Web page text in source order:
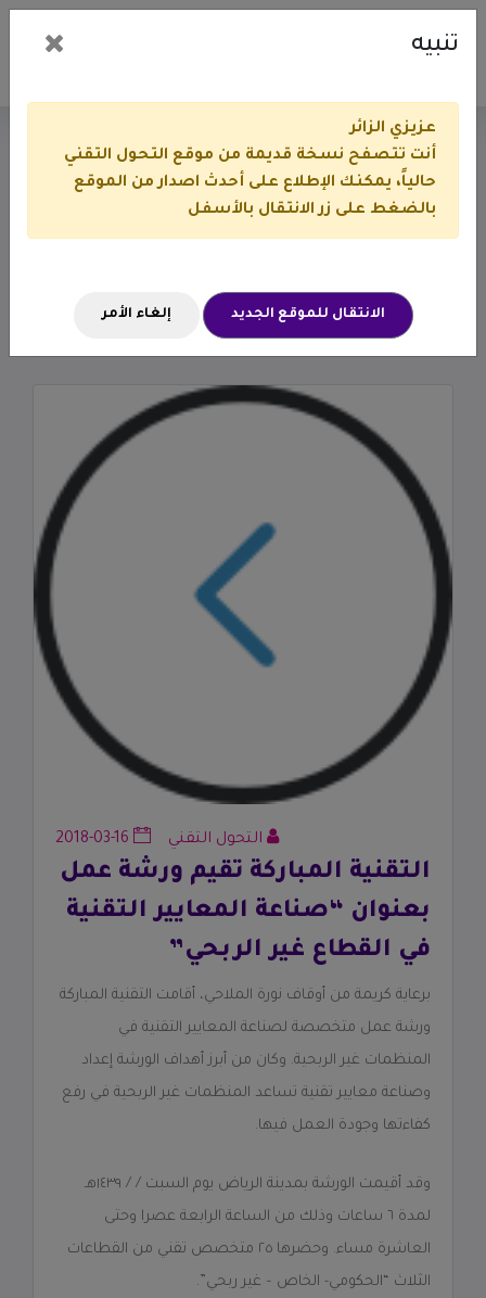
التقنية المباركة تقيم ورشة عمل
بعنوان “صناعة المعايير التقنية في
التقنية المباركة تقيم ورشة عمل بعنوان “صناعة المعايير التقنية
في القطاع غير الربحي”
التحول التقني 2018-03-16
التقنية المباركة تقيم ورشة عمل
بعنوان “صناعة المعايير التقنية
في القطاع غير الربحي”
برعاية كريمة من أوقاف نورة الملاحي، أقامت التقنية المباركة
ورشة عمل متخصصة لصناعة المعايير التقنية في
المنظمات غير الربحية. وكان من أبرز أهداف الورشة إعداد
وصناعة معايير تقنية تساعد المنظمات غير الربحية في رفع
كفاءتها وجودة العمل فيها.
وقد أقيمت الورشة بمدينة الرياض يوم السبت / / ١٤٣٩هـ
لمدة ٦ ساعات وذلك من الساعة الرابعة عصرا وحتى
العاشرة مساء. وحضرها ٢٥ متخصص تقني من القطاعات
الثلاث “الحكومي- الخاص – غير ربحي”.
تنبيه
عزيزي الزائر
أنت تتصفح نسخة قديمة من موقع التحول التقني
حالياً، يمكنك الإطلاع على أحدث اصدار من الموقع
بالضغط على زر الانتقال بالأسفل
الانتقال للموقع الجديد إلغاء الأمر